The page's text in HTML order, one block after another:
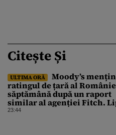
Citește Și
ULTIMA ORĂ
Moody’s
ratingul de țară al
săptămână după un raport
similar al agenției Fitch.
unui guvern cu puteri
23:44